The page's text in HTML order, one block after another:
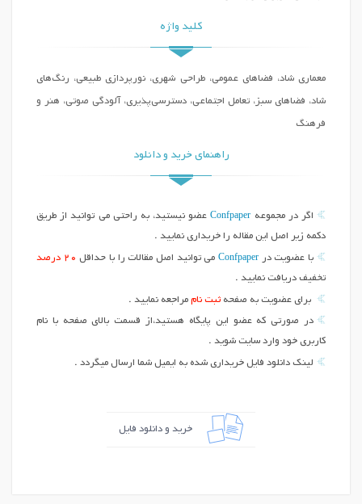
کلید واژه
معماری شاد، فضاهای عمومی، طراحی شهری، نورپردازی طبیعی، رنگ‌های
شاد، فضاهای سبز، تعامل اجتماعی، دسترسی‌پذیری، آلودگی صوتی، هنر و
فرهنگ
راهنمای خرید و دانلود
اگر در مجموعه Confpaperعضو نیستید، به راحتی می توانید از طریق
دکمه زیر اصل این مقاله را خریداری نمایید .
با عضویت در Confpaperمی توانید اصل مقالات را با حداقل 20 درصد
تخفیف دریافت نمایید .
برای عضویت به صفحه ثبت نام مراجعه نمایید .
در صورتی که عضو این پایگاه هستید،از قسمت بالای صفحه با نام
کاربری خود وارد سایت شوید .
لینک دانلود فایل خریداری شده به ایمیل شما ارسال میگردد .
خرید و دانلود فایل